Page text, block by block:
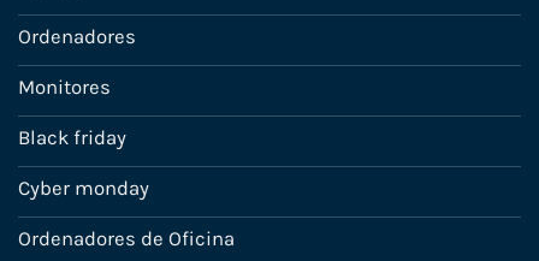
Ordenadores
Monitores
Black friday
Cyber monday
Ordenadores de Oficina